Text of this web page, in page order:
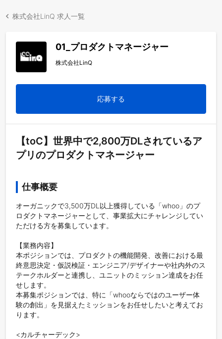
株式会社LinQ 求人一覧
01_プロダクトマネージャー
株式会社LinQ
応募する
【toC】世界中で2,800万DLされているア
プリのプロダクトマネージャー
仕事概要
オーガニックで3,500万DL以上獲得している「whoo」のプ
ロダクトマネージャーとして、事業拡大にチャレンジしてい
ただける方を募集しています。
【業務内容】
本ポジションでは、プロダクトの機能開発、改善における最
終意思決定・仮説検証・エンジニア/デザイナーや社内外のス
テークホルダーと連携し、ユニットのミッション達成をお任
せします。
本募集ポジションでは、特に「whooならではのユーザー体
験の創出」を見据えたミッションをお任せしたいと考えてお
ります。
<カルチャーデック>